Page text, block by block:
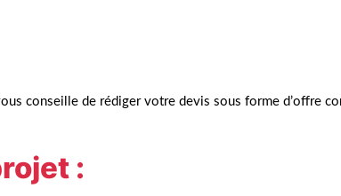
conseille de rédiger votre devis sous forme d’offre
: